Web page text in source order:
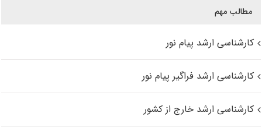
مطالب مهم
کارشناسی ارشد پیام نور
کارشناسی ارشد فراگیر پیام نور
کارشناسی ارشد خارج از کشور